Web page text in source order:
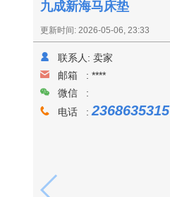
九成新海马床垫
更新时间: 2026-05-06, 23:33
联系人: 卖家
邮箱 : ****
微信 :
电话 : 2368635315